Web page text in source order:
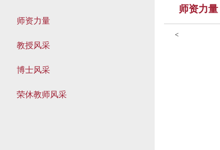
师资力量
教授风采
博士风采
荣休教师风采
师资力量
<